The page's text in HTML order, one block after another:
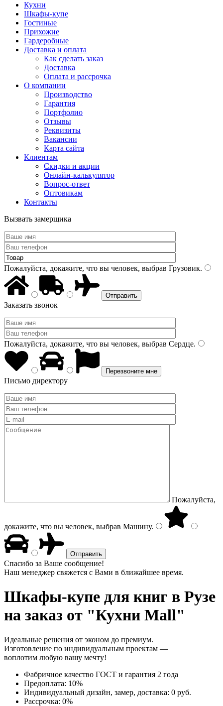
Кухни
Шкафы-купе
Гостиные
Прихожие
Гардеробные
Доставка и оплата
Как сделать заказ
Доставка
Оплата и рассрочка
О компании
Производство
Гарантия
Портфолио
Отзывы
Реквизиты
Вакансии
Карта сайта
Клиентам
Скидки и акции
Онлайн-калькулятор
Вопрос-ответ
Оптовикам
Контакты
Вызвать замерщика
Пожалуйста, докажите, что вы человек, выбрав Грузовик.
Заказать звонок
Пожалуйста, докажите, что вы человек, выбрав Сердце.
Письмо директору
Пожалуйста,
докажите, что вы человек, выбрав Машину.
Спасибо за Ваше сообщение!
Наш менеджер свяжется с Вами в ближайшее время.
Шкафы-купе для книг в Рузе
на заказ от "Кухни Mall"
Идеальные решения от эконом до премиум.
Изготовление по индивидуальным проектам —
воплотим любую вашу мечту!
Фабричное качество ГОСТ и гарантия 2 года
Предоплата: 10%
Индивидуальный дизайн, замер, доставка: 0 руб.
Рассрочка: 0%